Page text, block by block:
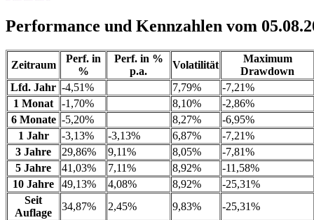
Performance und Kennzahlen vom
Zeitraum
Perf. in
%
Perf. in %
p.a.
Volatilität
Maximum
Drawdown
Lfd. Jahr -4,51% 7,79%
-7,21%
1 Monat
-1,70% 8,10%
-2,86%
6 Monate -5,20% 8,27%
-6,95%
1 Jahr
-3,13% -3,13% 6,87%
-7,21%
3 Jahre
29,86% 9,11% 8,05%
-7,81%
5 Jahre
41,03% 7,11% 8,92%
-11,58%
10 Jahre
49,13% 4,08% 8,92%
-25,31%
Seit
Auflage
34,87% 2,45% 9,83% -25,31%